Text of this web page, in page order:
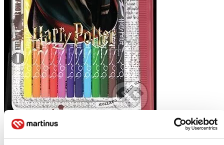
Harry Potter - Pastelky v PVC kapse